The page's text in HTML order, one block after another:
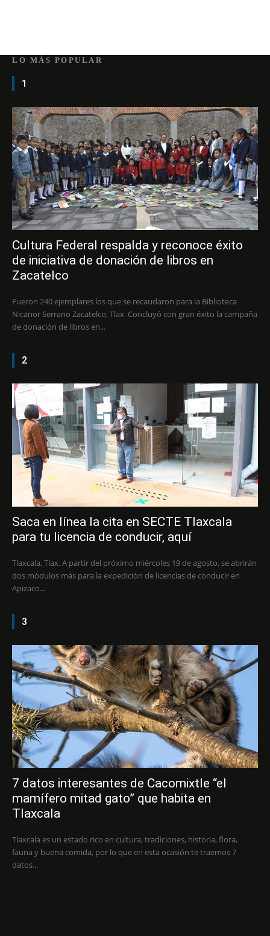
LO MÁS POPULAR
1
Cultura Federal respalda y reconoce éxito
de iniciativa de donación de libros en
Zacatelco
Fueron 240 ejemplares los que se recaudaron para la Biblioteca
Nicanor Serrano Zacatelco, Tlax. Concluyó con gran éxito la campaña
de donación de libros en...
2
Saca en línea la cita en SECTE Tlaxcala
para tu licencia de conducir, aquí
Tlaxcala, Tlax. A partir del próximo miércoles 19 de agosto, se abrirán
dos módulos más para la expedición de licencias de conducir en
Apizaco...
3
7 datos interesantes de Cacomixtle “el
mamífero mitad gato” que habita en
Tlaxcala
Tlaxcala es un estado rico en cultura, tradiciones, historia, flora,
fauna y buena comida, por lo que en esta ocasión te traemos 7
datos...